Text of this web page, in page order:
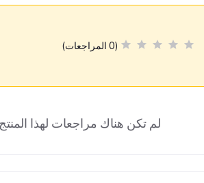
(0 المراجعات)
لم تكن هناك مراجعات لهذا